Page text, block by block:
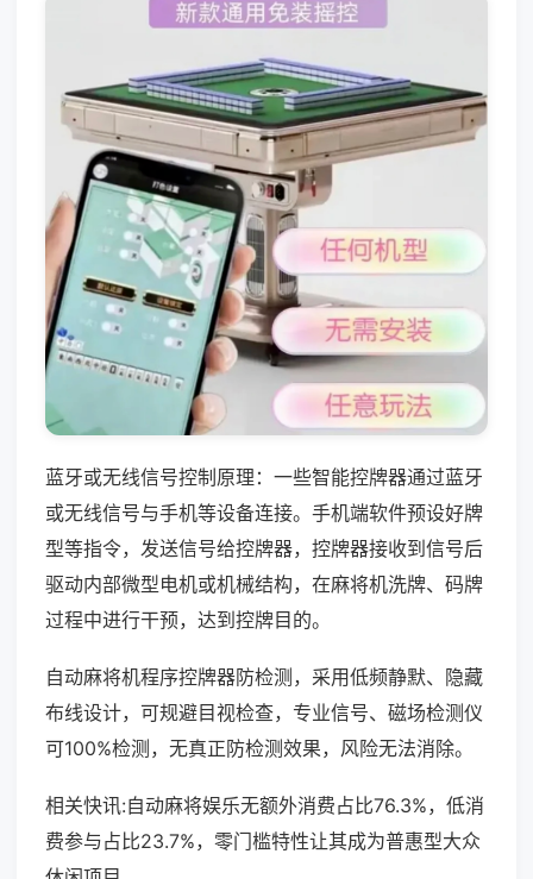
蓝牙或无线信号控制原理：一些智能控牌器通过蓝牙
或无线信号与手机等设备连接。手机端软件预设好牌
型等指令，发送信号给控牌器，控牌器接收到信号后
驱动内部微型电机或机械结构，在麻将机洗牌、码牌
过程中进行干预，达到控牌目的。
自动麻将机程序控牌器防检测，采用低频静默、隐藏
布线设计，可规避目视检查，专业信号、磁场检测仪
可100%检测，无真正防检测效果，风险无法消除。
相关快讯:自动麻将娱乐无额外消费占比76.3%，低消
费参与占比23.7%，零门槛特性让其成为普惠型大众